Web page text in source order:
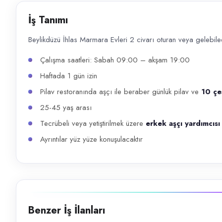
Başvuru kanalları
İlan açıklaması
Beylikdüzü İhlas Marmara Evleri 2 civarı oturan veya gelebilecek.
İş Tanımı
Beylikdüzü İhlas Marmara Evleri 2 civarı oturan veya
Çalışma saatleri: Sabah 09:00 – akşam 19:00
Haftada 1 gün izin
Pilav restoranında aşçı ile beraber günlük pilav ve 10
25-45 yaş arası
Tecrübeli veya yetiştirilmek üzere erkek aşçı yardımcısı
Ayrıntılar yüz yüze konuşulacaktır
Benzer İş İlanları